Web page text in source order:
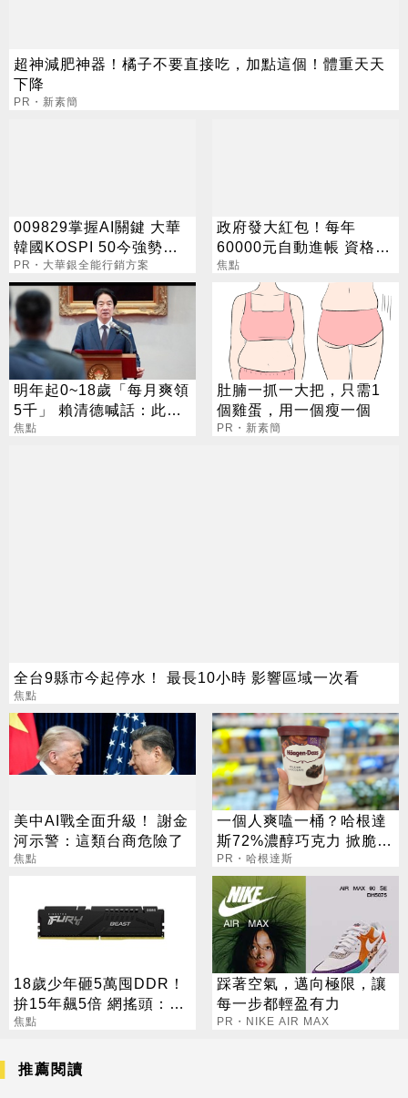
超神減肥神器！橘子不要直接吃，加點這個！體重天天
下降
PR・新素簡
009829掌握AI關鍵 大華
韓國KOSPI 50今強勢開
募
PR・大華銀全能行銷方案
政府發大紅包！每年
60000元自動進帳 資格一
次看
焦點
明年起0~18歲「每月爽領
5千」 賴清德喊話：此時
不生待何時
焦點
肚腩一抓一大把，只需1
個雞蛋，用一個瘦一個
PR・新素簡
全台9縣市今起停水！ 最長10小時 影響區域一次看
焦點
美中AI戰全面升級！ 謝金
河示警：這類台商危險了
焦點
一個人爽嗑一桶？哈根達
斯72%濃醇巧克力 掀脆友
共鳴
PR・哈根達斯
18歲少年砸5萬囤DDR！
拚15年飆5倍 網搖頭：會
報廢
焦點
踩著空氣，邁向極限，讓
每一步都輕盈有力
PR・NIKE AIR MAX
推薦閱讀